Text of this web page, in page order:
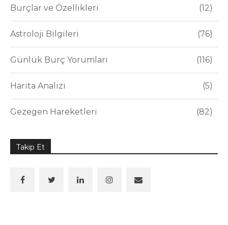
Burçlar ve Özellikleri 12
Astroloji Bilgileri 76
Günlük Burç Yorumları 116
Harita Analizi 5
Gezegen Hareketleri 82
Takip Et